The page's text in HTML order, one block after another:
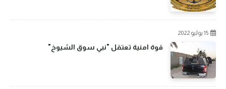
15 يوليو 2022
قوة امنية تعتقل "نبي سوق الشيوخ"